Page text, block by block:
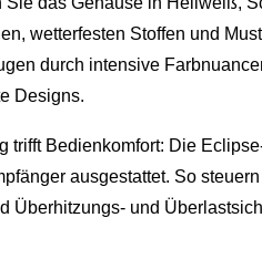
wetterfesten Stoffen und
durch intensive
Designs.
trifft Bedienkomfort: Die
ausgestattet. So
Überhitzungs- und